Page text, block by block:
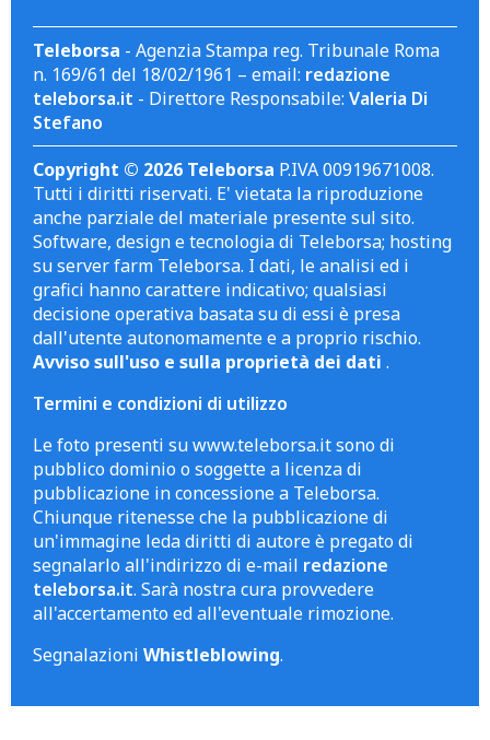
Teleborsa - Agenzia Stampa reg. Tribunale Roma
n. 169/61 del 18/02/1961 – email: redazione
teleborsa.it - Direttore Responsabile: Valeria Di
Stefano
Copyright © 2026 Teleborsa P.IVA 00919671008.
Tutti i diritti riservati. E' vietata la riproduzione
anche parziale del materiale presente sul sito.
Software, design e tecnologia di Teleborsa; hosting
su server farm Teleborsa. I dati, le analisi ed i
grafici hanno carattere indicativo; qualsiasi
decisione operativa basata su di essi è presa
dall'utente autonomamente e a proprio rischio.
Avviso sull'uso e sulla proprietà dei dati .
Termini e condizioni di utilizzo
Le foto presenti su www.teleborsa.it sono di
pubblico dominio o soggette a licenza di
pubblicazione in concessione a Teleborsa.
Chiunque ritenesse che la pubblicazione di
un'immagine leda diritti di autore è pregato di
segnalarlo all'indirizzo di e-mail redazione
teleborsa.it. Sarà nostra cura provvedere
all'accertamento ed all'eventuale rimozione.
Segnalazioni Whistleblowing.